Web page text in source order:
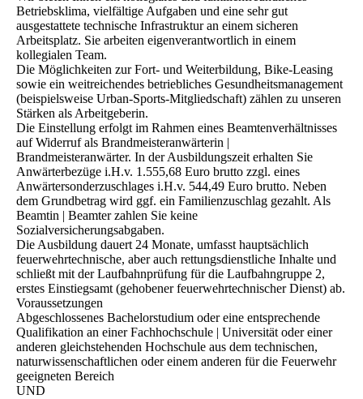
Betriebsklima, vielfältige Aufgaben und eine sehr gut
ausgestattete technische Infrastruktur an einem sicheren
Arbeitsplatz. Sie arbeiten eigenverantwortlich in einem
kollegialen Team.
Die Möglichkeiten zur Fort- und Weiterbildung, Bike-Leasing
sowie ein weitreichendes betriebliches Gesundheitsmanagement
(beispielsweise Urban-Sports-Mitgliedschaft) zählen zu unseren
Stärken als Arbeitgeberin.
Die Einstellung erfolgt im Rahmen eines Beamtenverhältnisses
auf Widerruf als Brandmeisteranwärterin |
Brandmeisteranwärter. In der Ausbildungszeit erhalten Sie
Anwärterbezüge i.H.v. 1.555,68 Euro brutto zzgl. eines
Anwärtersonderzuschlages i.H.v. 544,49 Euro brutto. Neben
dem Grundbetrag wird ggf. ein Familienzuschlag gezahlt. Als
Beamtin | Beamter zahlen Sie keine
Sozialversicherungsabgaben.
Die Ausbildung dauert 24 Monate, umfasst hauptsächlich
feuerwehrtechnische, aber auch rettungsdienstliche Inhalte und
schließt mit der Laufbahnprüfung für die Laufbahngruppe 2,
erstes Einstiegsamt (gehobener feuerwehrtechnischer Dienst) ab.
Voraussetzungen
Abgeschlossenes Bachelorstudium oder eine entsprechende
Qualifikation an einer Fachhochschule | Universität oder einer
anderen gleichstehenden Hochschule aus dem technischen,
naturwissenschaftlichen oder einem anderen für die Feuerwehr
geeigneten Bereich
UND